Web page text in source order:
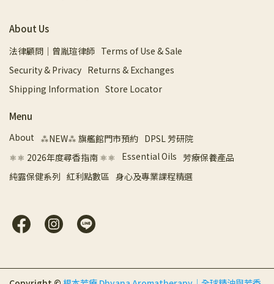
About Us
法律顧問｜曾胤瑄律師 Terms of Use & Sale
Security & Privacy Returns & Exchanges
Shipping Information Store Locator
Menu
About ⁂NEW⁂ 旗艦館門市預約 DPSL 芳研院
⚛︎⚛︎ 2026年度尋香指南 ⚛︎⚛︎
Essential Oils 芳療保養產品
純露保健系列 紅利點數區 身心及專業課程精選